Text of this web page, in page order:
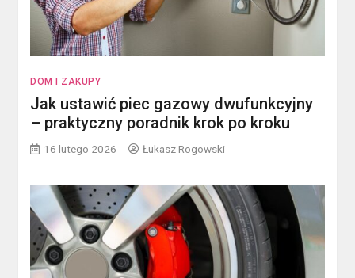
DOM I ZAKUPY
Jak ustawić piec gazowy dwufunkcyjny
– praktyczny poradnik krok po kroku
16 lutego 2026 Łukasz Rogowski